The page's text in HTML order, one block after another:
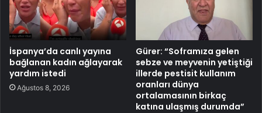
İspanya’da canlı yayına
bağlanan kadın ağlayarak
yardım istedi
Ağustos 8, 2026
Gürer: “Soframıza gelen
sebze ve meyvenin yetiştiği
illerde pestisit kullanım
oranları dünya
ortalamasının birkaç
katına ulaşmış durumda”